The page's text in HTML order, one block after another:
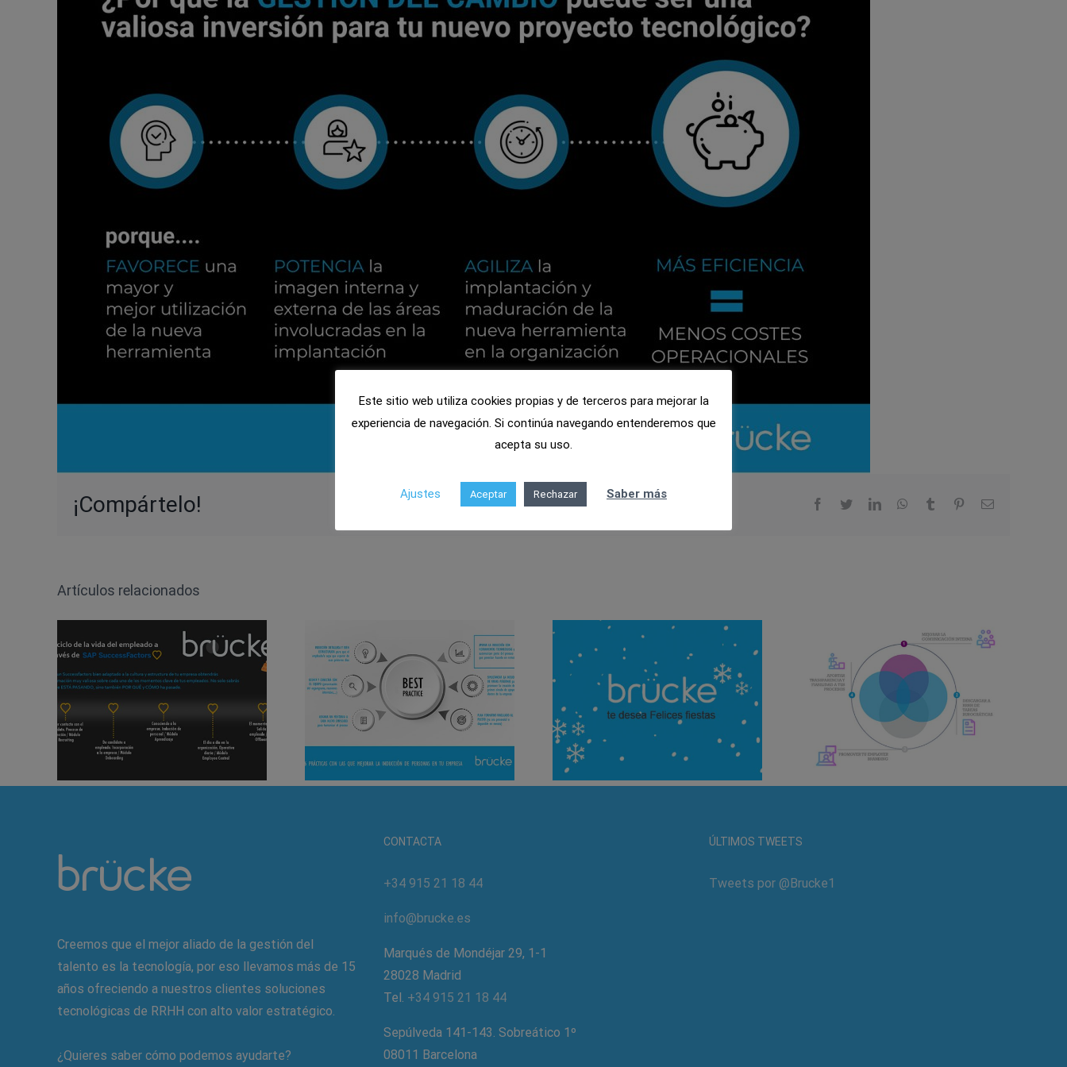
¡Compártelo! Facebook
TwitterLinkedInWhatsApp
Tumblr PinterestCorreo
Artículos relacionados
Creemos que el mejor aliado de la gestión del
talento es la tecnología, por eso llevamos más de 15
años ofreciendo a nuestros clientes soluciones
tecnológicas de RRHH con alto valor estratégico.
¿Quieres saber cómo podemos ayudarte?
CONTACTA
+34 915 21 18 44
info@brucke.es
Marqués de Mondéjar 29, 1-1
28028 Madrid
Tel. +34 915 21 18 44
Sepúlveda 141-143. Sobreático 1º
08011 Barcelona
ÚLTIMOS TWEETS
Tweets por @Brucke1
Este sitio web utiliza cookies propias y de terceros para mejorar la
experiencia de navegación. Si continúa navegando entenderemos que
acepta su uso.
Ajustes Aceptar Rechazar Saber más